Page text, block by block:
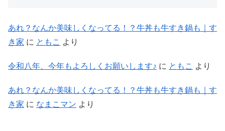
あれ？なんか美味しくなってる！？牛丼も牛すき鍋も｜す
き家 に ともこ より
令和八年、今年もよろしくお願いします♪ に ともこ より
あれ？なんか美味しくなってる！？牛丼も牛すき鍋も｜す
き家 に なまこマン より